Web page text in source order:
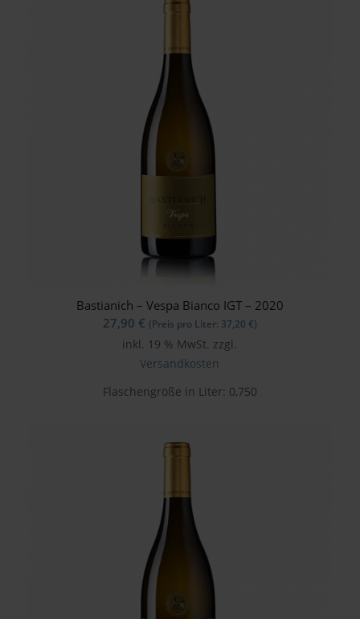
Bastianich – Vespa Bianco IGT – 2020
27,90 € (Preis pro Liter: 37,20 €)
inkl. 19 % MwSt. zzgl.
Versandkosten
Flaschengröße in Liter: 0,750